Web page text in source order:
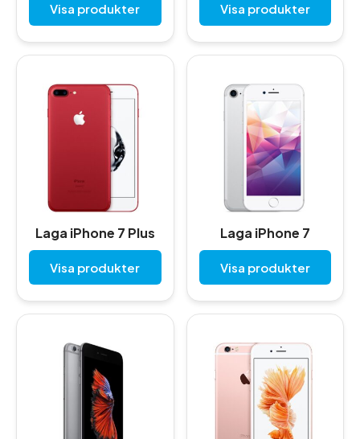
Visa produkter Visa produkter
Laga iPhone 7 Plus
Visa produkter
Laga iPhone 7
Visa produkter